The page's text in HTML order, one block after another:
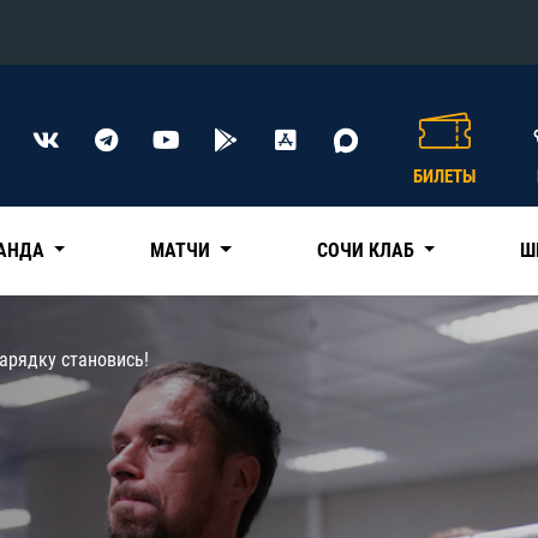
Конференция «Восток»
Трактор
Дивизион Чернышева
Авангард
Адмирал
КХЛ
БИЛЕТЫ
МАТЧИ СОЧИ КЛАБ
становись!